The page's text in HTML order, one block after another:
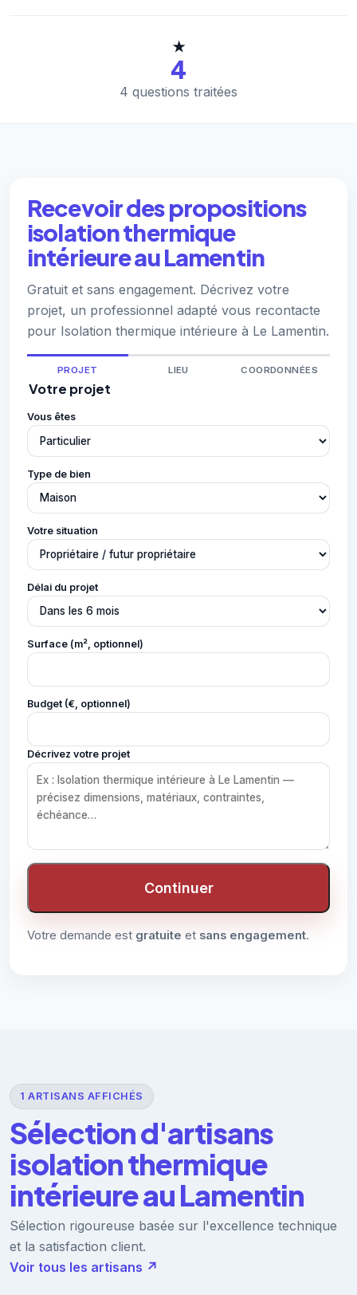
★
4
4 questions traitées
Recevoir des propositions
isolation thermique
intérieure au Lamentin
Gratuit et sans engagement. Décrivez votre
projet, un professionnel adapté vous recontacte
pour Isolation thermique intérieure à Le Lamentin.
PROJET LIEU COORDONNÉES
Votre projet
Vous êtes
Type de bien
Votre situation
Délai du projet
Surface (m², optionnel)
Budget (€, optionnel)
Décrivez votre projet
Continuer
Votre demande est gratuite et sans engagement.
1 ARTISANS AFFICHÉS
Sélection d'artisans
isolation thermique
intérieure au Lamentin
Sélection rigoureuse basée sur l'excellence technique
et la satisfaction client.
Voir tous les artisans ↗